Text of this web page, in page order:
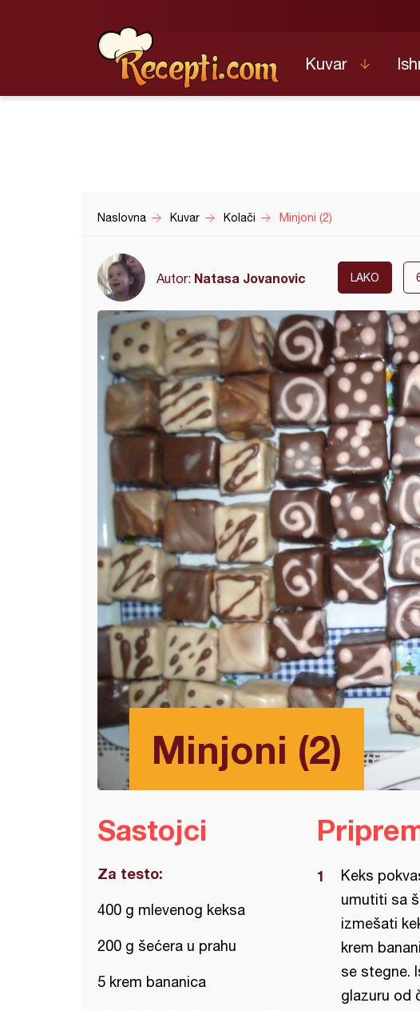
Kuvar
Naslovna Kuvar Kolači Minjoni (2)
Autor: Natasa Jovanovic LAKO
Minjoni (2)
Sastojci
Za testo:
400 g mlevenog keksa
200 g šećera u prahu
5 krem bananica
Keks
umutiti sa
izmešati
krem
se stegne.
glazuru od